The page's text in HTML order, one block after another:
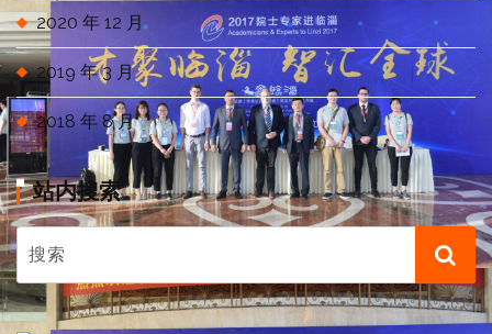
2020 年 12 月
2019 年 3 月
2018 年 8 月
站内搜索